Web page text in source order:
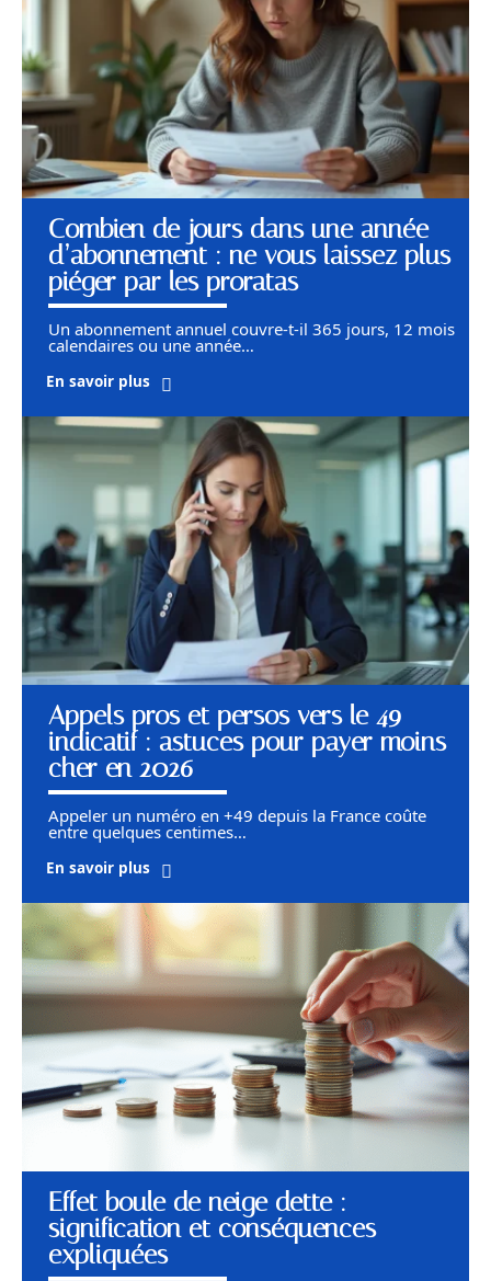
Combien de jours dans une année
d’abonnement : ne vous laissez plus
piéger par les proratas
Un abonnement annuel couvre-t-il 365 jours, 12 mois
calendaires ou une année…
En savoir plus
Appels pros et persos vers le 49
indicatif : astuces pour payer moins
cher en 2026
Appeler un numéro en +49 depuis la France coûte
entre quelques centimes…
En savoir plus
Effet boule de neige dette :
signification et conséquences
expliquées